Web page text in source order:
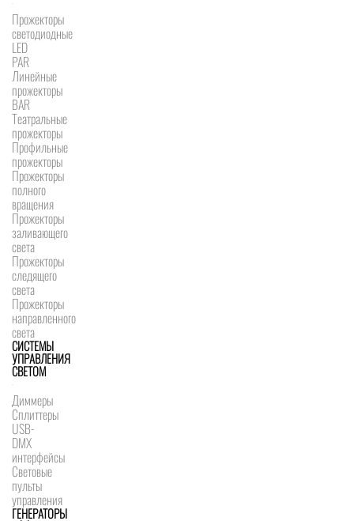
Прожекторы
светодиодные
LED
PAR
Линейные
прожекторы
BAR
Театральные
прожекторы
Профильные
прожекторы
Прожекторы
полного
вращения
Прожекторы
заливающего
света
Прожекторы
следящего
света
Прожекторы
направленного
света
СИСТЕМЫ
УПРАВЛЕНИЯ
СВЕТОМ
Диммеры
Сплиттеры
USB-
DMX
интерфейсы
Световые
пульты
управления
ГЕНЕРАТОРЫ